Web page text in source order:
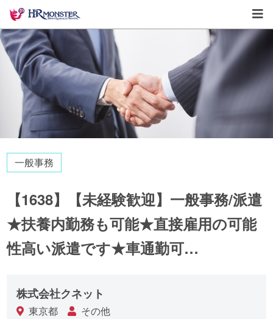
一般事務
【1638】【未経験歓迎】一般事務/派遣
★扶養内勤務も可能★直接雇用の可能
性高い派遣です★車通勤可…
株式会社クネット
東京都 その他